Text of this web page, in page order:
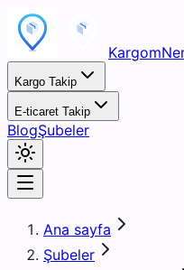
Kargo Takip
E-ticaret Takip
BlogŞubeler
Ana sayfa
Şubeler